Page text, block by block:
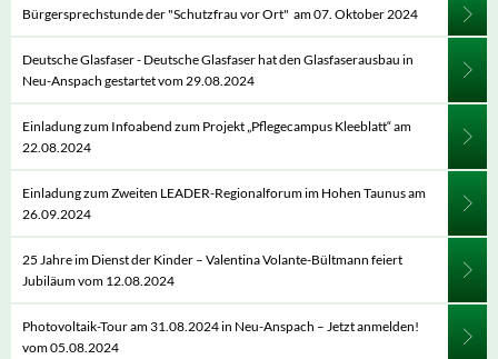
Bürgersprechstunde der "Schutzfrau vor Ort" am 07. Oktober 2024
Deutsche Glasfaser - Deutsche Glasfaser hat den Glasfaserausbau in
Neu-Anspach gestartet vom 29.08.2024
Einladung zum Infoabend zum Projekt „Pflegecampus Kleeblatt“ am
22.08.2024
Einladung zum Zweiten LEADER-Regionalforum im Hohen Taunus am
26.09.2024
25 Jahre im Dienst der Kinder – Valentina Volante-Bültmann feiert
Jubiläum vom 12.08.2024
Photovoltaik-Tour am 31.08.2024 in Neu-Anspach – Jetzt anmelden!
vom 05.08.2024